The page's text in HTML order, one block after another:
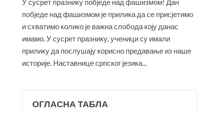
У сусрет празнику побједе над фашизмом! Дан
побједе над фашизмом је прилика да се присјетимо
и схватимо колико је важна слобода коју данас
имамо. У сусрет празнику, ученици су имали
прилику да послушају корисно предавање из наше
историје. Наставнице српског језика...
ОГЛАСНА ТАБЛА